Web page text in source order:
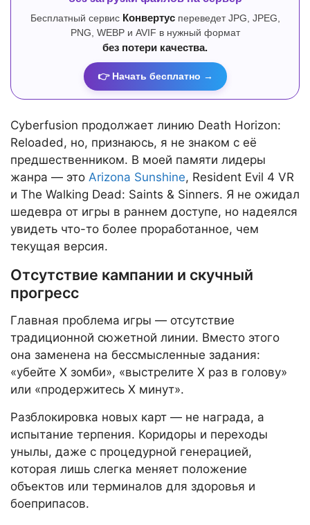
Бесплатный сервис Конвертуспереведет JPG, JPEG,
PNG, WEBP и AVIF в нужный формат
без потери качества.
👉 Начать бесплатно →
Cyberfusion продолжает линию Death Horizon:
Reloaded, но, признаюсь, я не знаком с её
предшественником. В моей памяти лидеры
жанра — это Arizona Sunshine, Resident Evil 4 VR
и The Walking Dead: Saints & Sinners. Я не ожидал
шедевра от игры в раннем доступе, но надеялся
увидеть что-то более проработанное, чем
текущая версия.
Отсутствие кампании и скучный
прогресс
Главная проблема игры — отсутствие
традиционной сюжетной линии. Вместо этого
она заменена на бессмысленные задания:
«убейте X зомби», «выстрелите X раз в голову»
или «продержитесь X минут».
Разблокировка новых карт — не награда, а
испытание терпения. Коридоры и переходы
унылы, даже с процедурной генерацией,
которая лишь слегка меняет положение
объектов или терминалов для здоровья и
боеприпасов.